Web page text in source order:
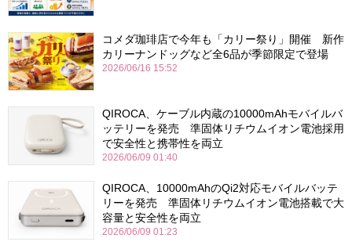
コメダ珈琲店で今年も「カリー祭り」開催 新作
カリーナンドッグなど全6品が季節限定で登場
2026/06/16 15:52
QIROCA、ケーブル内蔵の10000mAhモバイルバ
ッテリーを発売 準固体リチウムイオン電池採用
で安全性と携帯性を両立
2026/06/09 01:40
QIROCA、10000mAhのQi2対応モバイルバッテ
リーを発売 準固体リチウムイオン電池搭載で大
容量と安全性を両立
2026/06/09 01:23